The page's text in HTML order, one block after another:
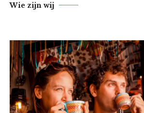
Wie zijn wij